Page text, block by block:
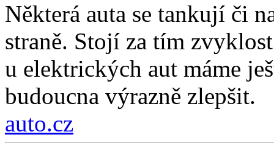
Některá auta se tankují či
straně. Stojí za tím
u elektrických aut máme
budoucna výrazně zlepšit.
auto.cz